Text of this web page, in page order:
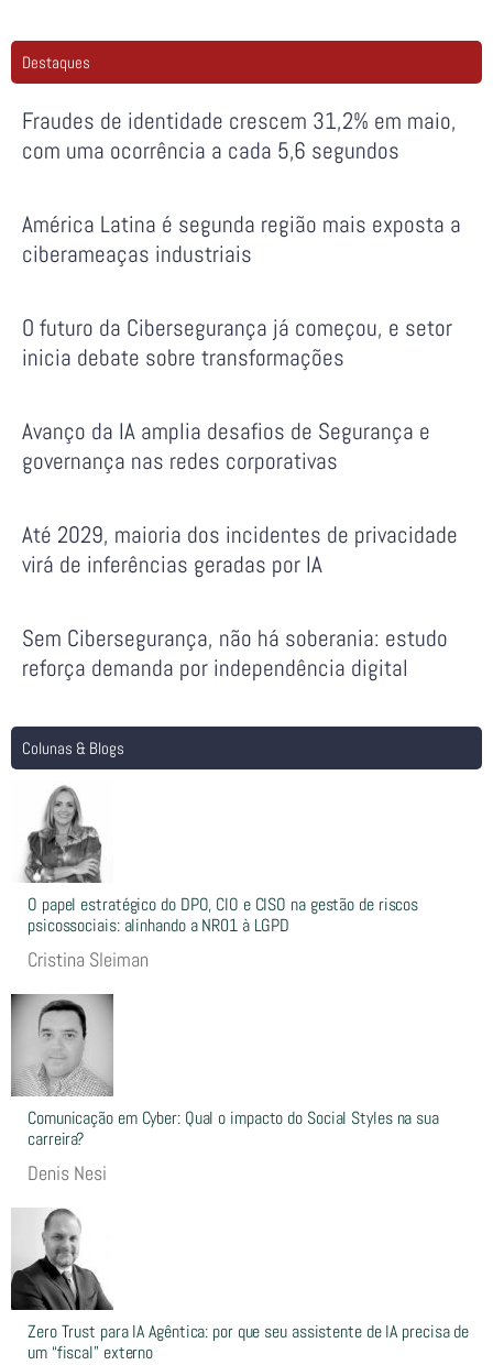
Destaques
Fraudes de identidade crescem 31,2% em maio,
com uma ocorrência a cada 5,6 segundos
América Latina é segunda região mais exposta a
ciberameaças industriais
O futuro da Cibersegurança já começou, e setor
inicia debate sobre transformações
Avanço da IA amplia desafios de Segurança e
governança nas redes corporativas
Até 2029, maioria dos incidentes de privacidade
virá de inferências geradas por IA
Sem Cibersegurança, não há soberania: estudo
reforça demanda por independência digital
Colunas & Blogs
O papel estratégico do DPO, CIO e CISO na gestão de riscos
psicossociais: alinhando a NR01 à LGPD
Cristina Sleiman
Comunicação em Cyber: Qual o impacto do Social Styles na sua
carreira?
Denis Nesi
Zero Trust para IA Agêntica: por que seu assistente de IA precisa de
um “fiscal” externo